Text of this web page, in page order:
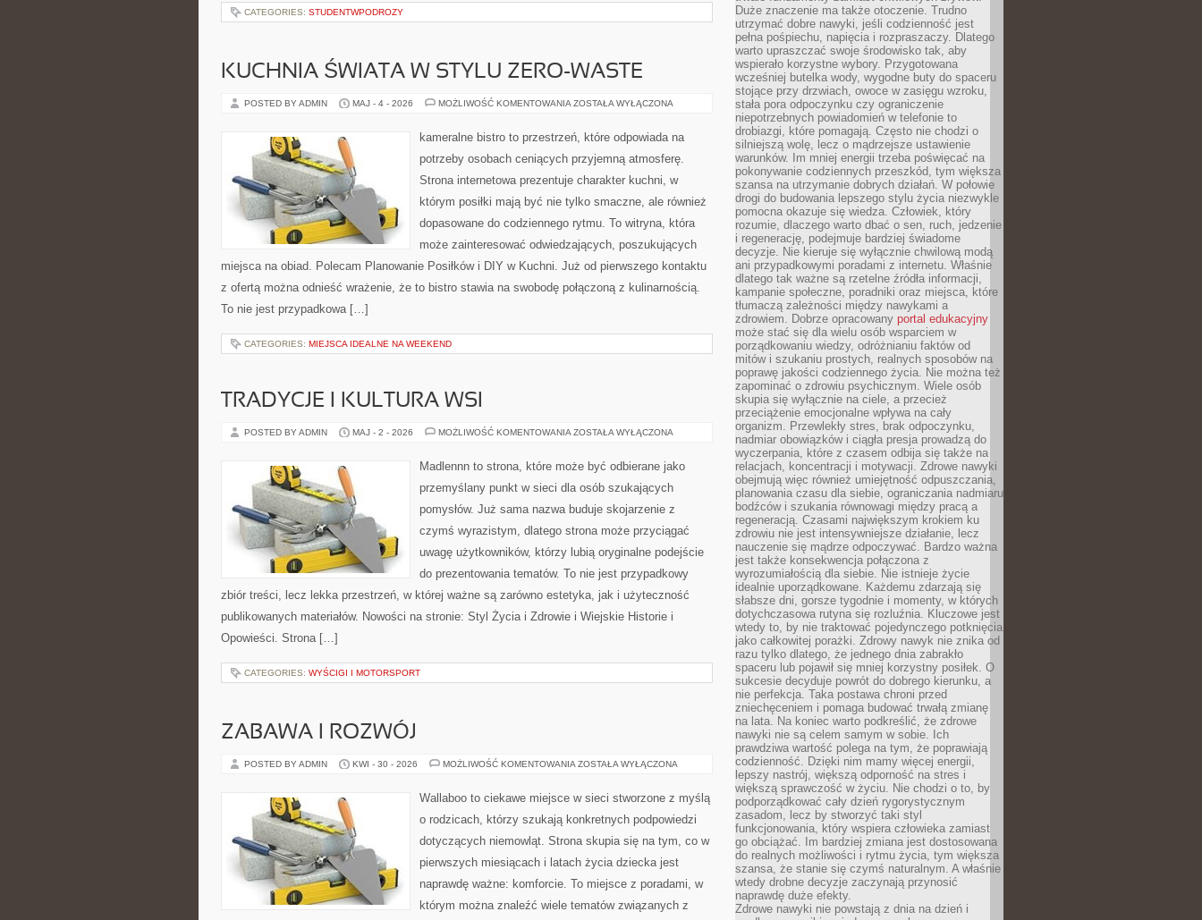
CATEGORIES: STUDENTWPODROZY
KUCHNIA ŚWIATA W STYLU ZERO-WASTE
POSTED BY ADMIN MAJ - 4 - 2026 MOŻLIWOŚĆ KOMENTOWANIA KUCHNIA
STYLU
ZERO-
ZOSTAŁA WYŁĄCZONA
kameralne bistro to przestrzeń, które odpowiada na
potrzeby osobach ceniących przyjemną atmosferę.
Strona internetowa prezentuje charakter kuchni, w
którym posiłki mają być nie tylko smaczne, ale również
dopasowane do codziennego rytmu. To witryna, która
może zainteresować odwiedzających, poszukujących
miejsca na obiad. Polecam Planowanie Posiłków i DIY w Kuchni. Już od pierwszego kontaktu
z ofertą można odnieść wrażenie, że to bistro stawia na swobodę połączoną z kulinarnością.
To nie jest przypadkowa […]
CATEGORIES: MIEJSCA IDEALNE NA WEEKEND
TRADYCJE I KULTURA WSI
POSTED BY ADMIN MAJ - 2 - 2026 MOŻLIWOŚĆ KOMENTOWANIA TRADYCJE
WSI
ZOSTAŁA WYŁĄCZONA
Madlennn to strona, które może być odbierane jako
przemyślany punkt w sieci dla osób szukających
pomysłów. Już sama nazwa buduje skojarzenie z
czymś wyrazistym, dlatego strona może przyciągać
uwagę użytkowników, którzy lubią oryginalne podejście
do prezentowania tematów. To nie jest przypadkowy
zbiór treści, lecz lekka przestrzeń, w której ważne są zarówno estetyka, jak i użyteczność
publikowanych materiałów. Nowości na stronie: Styl Życia i Zdrowie i Wiejskie Historie i
Opowieści. Strona […]
CATEGORIES: WYŚCIGI I MOTORSPORT
ZABAWA I ROZWÓJ
POSTED BY ADMIN KWI - 30 - 2026 MOŻLIWOŚĆ KOMENTOWANIA ZABAWA
ZOSTAŁA WYŁĄCZONA
Wallaboo to ciekawe miejsce w sieci stworzone z myślą
o rodzicach, którzy szukają konkretnych podpowiedzi
dotyczących niemowląt. Strona skupia się na tym, co w
pierwszych miesiącach i latach życia dziecka jest
naprawdę ważne: komforcie. To miejsce z poradami, w
którym można znaleźć wiele tematów związanych z
Duże znaczenie ma także otoczenie. Trudno
utrzymać dobre nawyki, jeśli codzienność jest
pełna pośpiechu, napięcia i rozpraszaczy. Dlatego
warto upraszczać swoje środowisko tak, aby
wspierało korzystne wybory. Przygotowana
wcześniej butelka wody, wygodne buty do spaceru
stojące przy drzwiach, owoce w zasięgu wzroku,
stała pora odpoczynku czy ograniczenie
niepotrzebnych powiadomień w telefonie to
drobiazgi, które pomagają. Często nie chodzi o
silniejszą wolę, lecz o mądrzejsze ustawienie
warunków. Im mniej energii trzeba poświęcać na
pokonywanie codziennych przeszkód, tym większa
szansa na utrzymanie dobrych działań. W połowie
drogi do budowania lepszego stylu życia niezwykle
pomocna okazuje się wiedza. Człowiek, który
rozumie, dlaczego warto dbać o sen, ruch, jedzenie
i regenerację, podejmuje bardziej świadome
decyzje. Nie kieruje się wyłącznie chwilową modą
ani przypadkowymi poradami z internetu. Właśnie
dlatego tak ważne są rzetelne źródła informacji,
kampanie społeczne, poradniki oraz miejsca, które
tłumaczą zależności między nawykami a
zdrowiem. Dobrze opracowany portal edukacyjny
może stać się dla wielu osób wsparciem w
porządkowaniu wiedzy, odróżnianiu faktów od
mitów i szukaniu prostych, realnych sposobów na
poprawę jakości codziennego życia. Nie można też
zapominać o zdrowiu psychicznym. Wiele osób
skupia się wyłącznie na ciele, a przecież
przeciążenie emocjonalne wpływa na cały
organizm. Przewlekły stres, brak odpoczynku,
nadmiar obowiązków i ciągła presja prowadzą do
wyczerpania, które z czasem odbija się także na
relacjach, koncentracji i motywacji. Zdrowe nawyki
obejmują więc również umiejętność odpuszczania,
planowania czasu dla siebie, ograniczania nadmiaru
bodźców i szukania równowagi między pracą a
regeneracją. Czasami największym krokiem ku
zdrowiu nie jest intensywniejsze działanie, lecz
nauczenie się mądrze odpoczywać. Bardzo ważna
jest także konsekwencja połączona z
wyrozumiałością dla siebie. Nie istnieje życie
idealnie uporządkowane. Każdemu zdarzają się
słabsze dni, gorsze tygodnie i momenty, w których
dotychczasowa rutyna się rozluźnia. Kluczowe jest
wtedy to, by nie traktować pojedynczego potknięcia
jako całkowitej porażki. Zdrowy nawyk nie znika od
razu tylko dlatego, że jednego dnia zabrakło
spaceru lub pojawił się mniej korzystny posiłek. O
sukcesie decyduje powrót do dobrego kierunku, a
nie perfekcja. Taka postawa chroni przed
zniechęceniem i pomaga budować trwałą zmianę
na lata. Na koniec warto podkreślić, że zdrowe
nawyki nie są celem samym w sobie. Ich
prawdziwa wartość polega na tym, że poprawiają
codzienność. Dzięki nim mamy więcej energii,
lepszy nastrój, większą odporność na stres i
większą sprawczość w życiu. Nie chodzi o to, by
podporządkować cały dzień rygorystycznym
zasadom, lecz by stworzyć taki styl
funkcjonowania, który wspiera człowieka zamiast
go obciążać. Im bardziej zmiana jest dostosowana
do realnych możliwości i rytmu życia, tym większa
szansa, że stanie się czymś naturalnym. A właśnie
wtedy drobne decyzje zaczynają przynosić
naprawdę duże efekty.
Zdrowe nawyki nie powstają z dnia na dzień i